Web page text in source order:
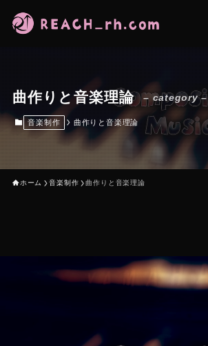
曲作りと音楽理論 – category –
音楽制作 曲作りと音楽理論
ホーム 音楽制作 曲作りと音楽理論